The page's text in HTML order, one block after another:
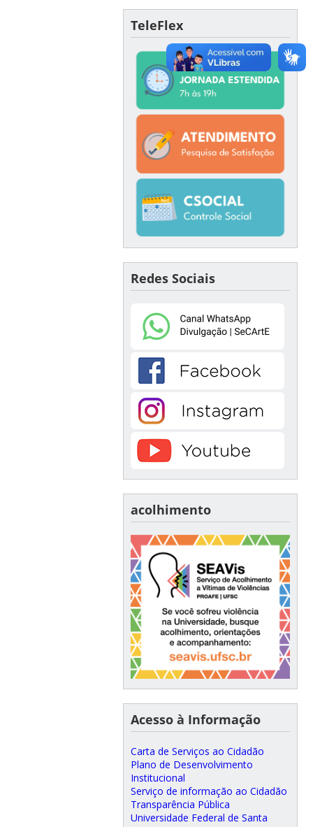
TeleFlex
Redes Sociais
acolhimento
Acesso à Informação
Carta de Serviços ao Cidadão
Plano de Desenvolvimento
Institucional
Serviço de informação ao Cidadão
Transparência Pública
Universidade Federal de Santa